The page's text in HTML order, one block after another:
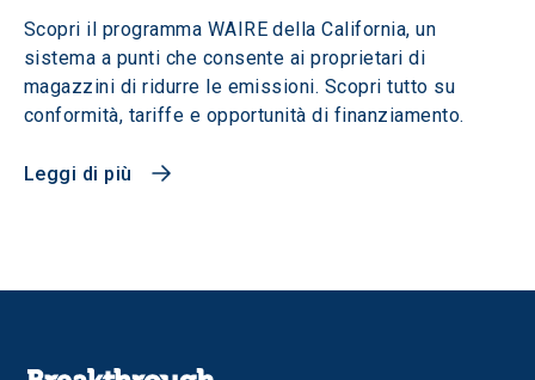
Scopri il programma WAIRE della California, un
sistema a punti che consente ai proprietari di
magazzini di ridurre le emissioni. Scopri tutto su
conformità, tariffe e opportunità di finanziamento.
Leggi di più